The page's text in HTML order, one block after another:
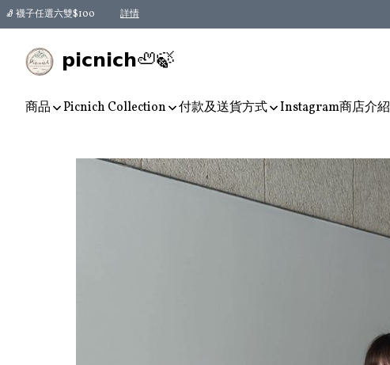
🧦 襪子任選六雙$100 詳情
𝗽𝗶𝗰𝗻𝗶𝗰𝗵🦥🍃
商品 Picnich Collection 付款及送貨方式 Instagram商店介紹